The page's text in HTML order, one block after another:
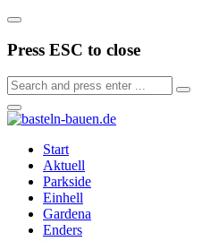
Press ESC to close
Start
Aktuell
Parkside
Einhell
Gardena
Enders